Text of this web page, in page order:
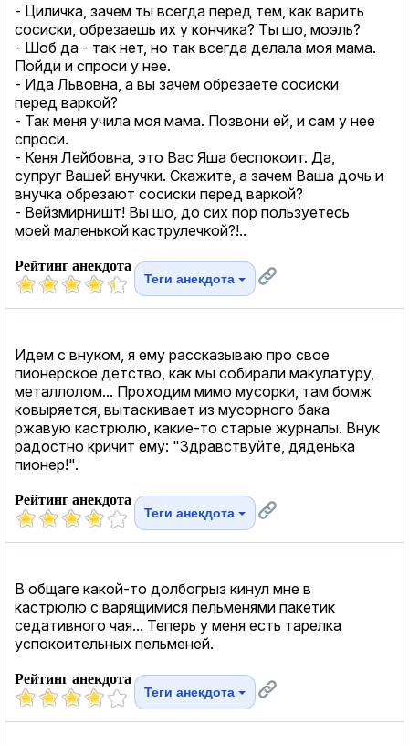
- Циличка, зачем ты всегда перед тем, как варить
сосиски, обрезаешь их у кончика? Ты шо, моэль?
- Шоб да - так нет, но так всегда делала моя мама.
Пойди и спроси у нее.
- Ида Львовна, а вы зачем обрезаете сосиски
перед варкой?
- Так меня учила моя мама. Позвони ей, и сам у нее
спроси.
- Кеня Лейбовна, это Вас Яша беспокоит. Да,
супруг Вашей внучки. Скажите, а зачем Ваша дочь и
внучка обрезают сосиски перед варкой?
- Вейзмирништ! Вы шо, до сих пор пользуетесь
моей маленькой каструлечкой?!..
Рейтинг анекдота
Теги анекдота
Идем с внуком, я ему рассказываю про свое
пионерское детство, как мы собирали макулатуру,
металлолом... Проходим мимо мусорки, там бомж
ковыряется, вытаскивает из мусорного бака
ржавую кастрюлю, какие-то старые журналы. Внук
радостно кричит ему: "Здравствуйте, дяденька
пионер!".
Рейтинг анекдота
Теги анекдота
В общаге какой-то долбогрыз кинул мне в
кастрюлю с варящимися пельменями пакетик
седативного чая... Теперь у меня есть тарелка
успокоительных пельменей.
Рейтинг анекдота
Теги анекдота